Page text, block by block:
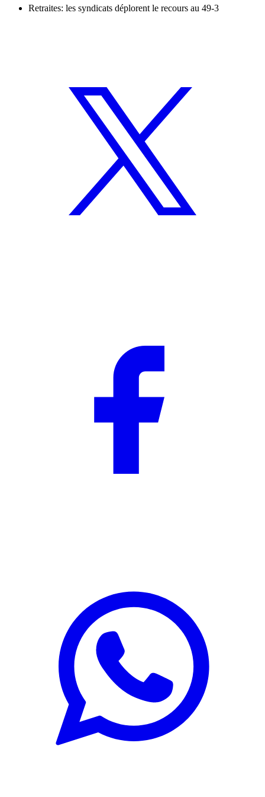
Retraites: les syndicats déplorent le recours au 49-3